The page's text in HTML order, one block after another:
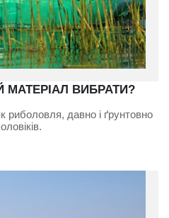
ВИБРАТИ?
риболовля, давно і ґрунтовно